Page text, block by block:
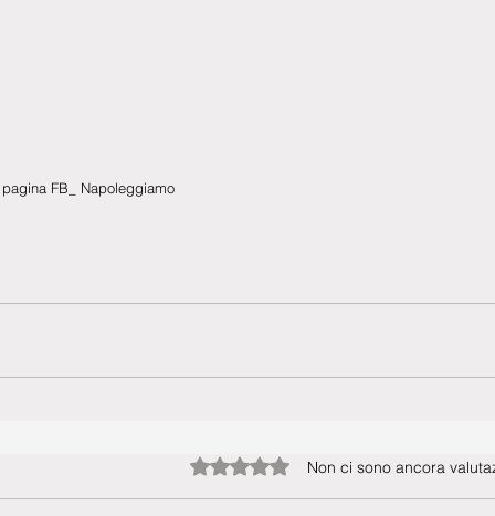
FB_ Napoleggiamo
Valutazione 0 stelle su 5.Non ci sono ancora